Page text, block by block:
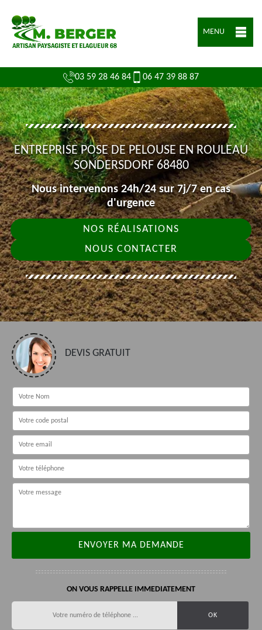
MENU
03 59 28 46 84 06 47 39 88 87
ENTREPRISE POSE DE PELOUSE EN ROULEAU
SONDERSDORF 68480
Nous intervenons 24h/24 sur 7j/7 en cas
d'urgence
NOS RÉALISATIONS
NOUS CONTACTER
DEVIS GRATUIT
ON VOUS RAPPELLE IMMEDIATEMENT